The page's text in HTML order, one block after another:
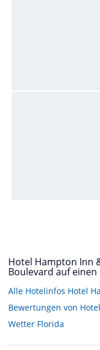
Hotel Hampton Inn
Boulevard auf einen
Wetter Florida